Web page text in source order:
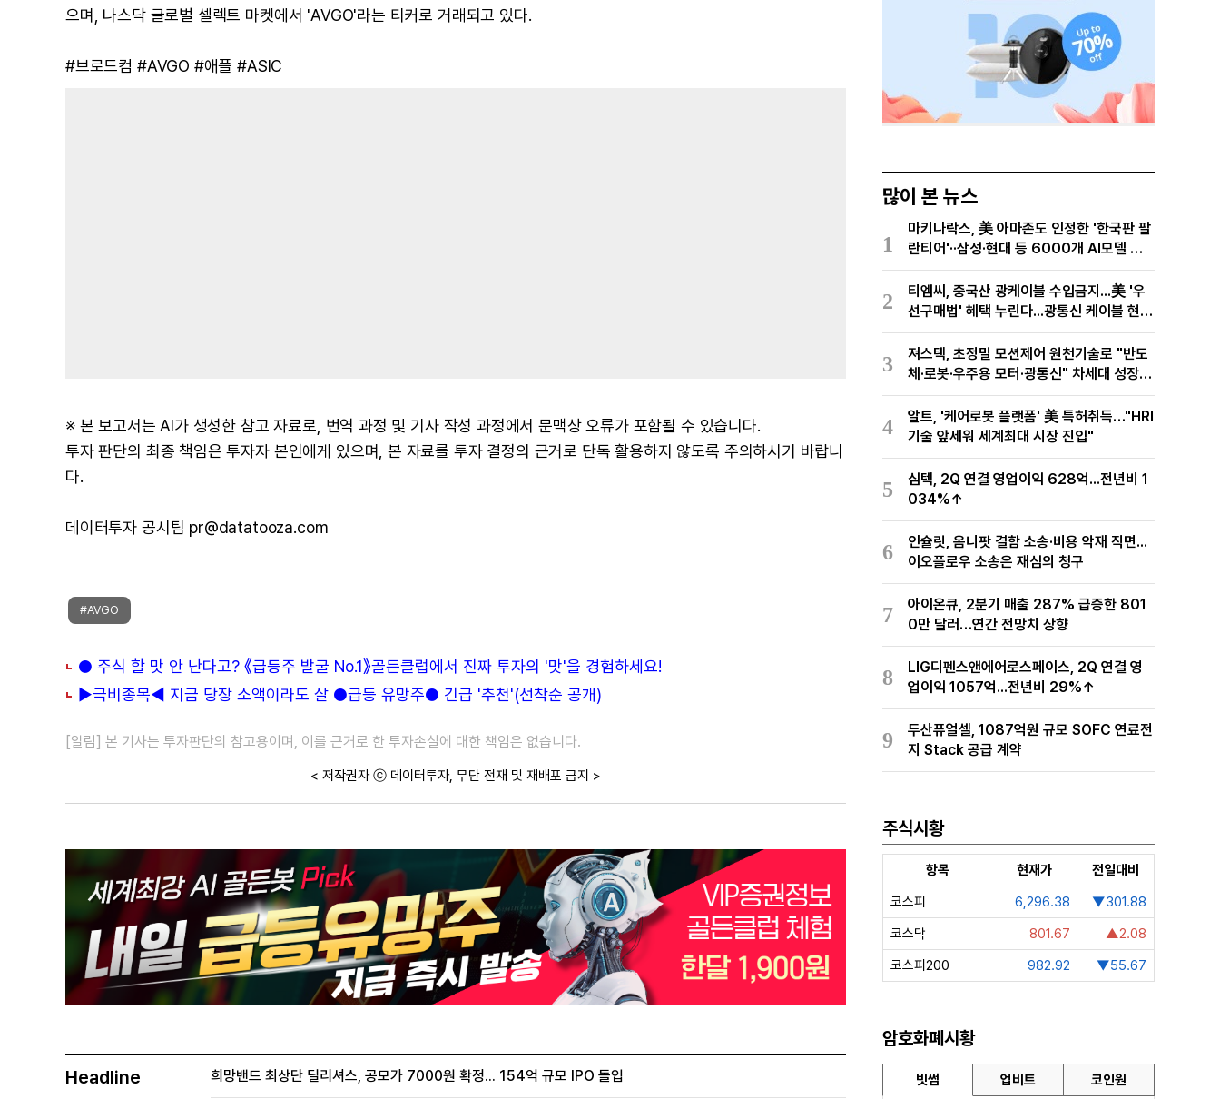
으며, 나스닥 글로벌 셀렉트 마켓에서 'AVGO'라는 티커로 거래되고 있다.
#브로드컴 #AVGO #애플 #ASIC
※ 본 보고서는 AI가 생성한 참고 자료로, 번역 과정 및 기사 작성 과정에서 문맥상 오류가 포함될 수 있습니다.
투자 판단의 최종 책임은 투자자 본인에게 있으며, 본 자료를 투자 결정의 근거로 단독 활용하지 않도록 주의하시기 바랍니
다.
데이터투자 공시팀 pr@datatooza.com
#AVGO
● 주식 할 맛 안 난다고? 《급등주 발굴 No.1》골든클럽에서 진짜 투자의 '맛'을 경험하세요!
▶극비종목◀ 지금 당장 소액이라도 살 ●급등 유망주● 긴급 '추천'(선착순 공개)
[알림] 본 기사는 투자판단의 참고용이며, 이를 근거로 한 투자손실에 대한 책임은 없습니다.
< 저작권자 ⓒ 데이터투자, 무단 전재 및 재배포 금지 >
Headline 희망밴드 최상단 딜리셔스, 공모가 7000원 확정... 154억 규모 IPO 돌입
많이 본 뉴스
1
마키나락스, 美 아마존도 인정한 '한국판 팔
란티어'··삼성·현대 등 6000개 AI모델 현
장적용
2
티엠씨, 중국산 광케이블 수입금지...美 '우
선구매법' 혜택 누린다...광통신 케이블 현지
생산
3
져스텍, 초정밀 모션제어 원천기술로 "반도
체·로봇·우주용 모터·광통신" 차세대 성장동
력 재편
4
알트, '케어로봇 플랫폼' 美 특허취득…"HRI
기술 앞세워 세계최대 시장 진입"
5
심텍, 2Q 연결 영업이익 628억...전년비 1
034%↑
6
인슐릿, 옴니팟 결함 소송·비용 악재 직면...
이오플로우 소송은 재심의 청구
7
아이온큐, 2분기 매출 287% 급증한 801
0만 달러…연간 전망치 상향
8
LIG디펜스앤에어로스페이스, 2Q 연결 영
업이익 1057억...전년비 29%↑
9
두산퓨얼셀, 1087억원 규모 SOFC 연료전
지 Stack 공급 계약
주식시황
항목 현재가
전일대비
코스피
6,296.38
▼301.88
코스닥
801.67
▲2.08
코스피200
982.92 ▼55.67
암호화폐시황
빗썸 업비트 코인원